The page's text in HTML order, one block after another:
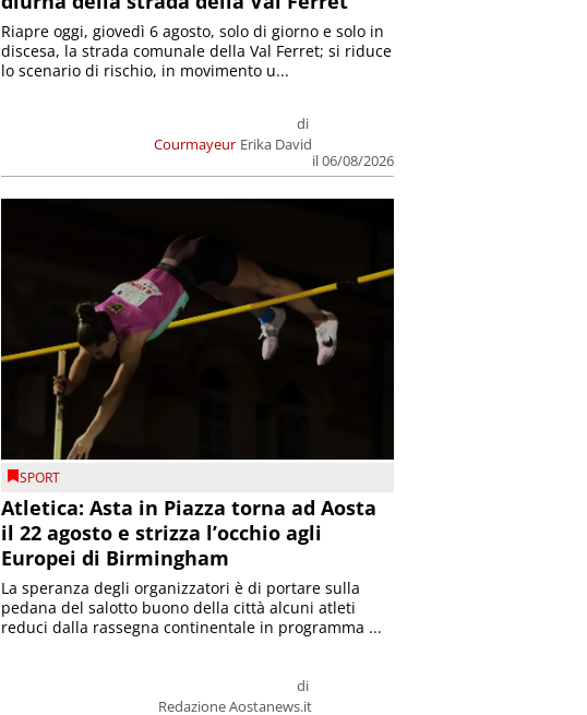
Courmayeur
di
Erika David
il 06/08/2026
Riapre oggi, giovedì 6 agosto, solo di giorno e solo in
discesa, la strada comunale della Val Ferret; si riduce
lo scenario di rischio, in movimento u...
SPORT
Atletica: Asta in Piazza torna ad Aosta
il 22 agosto e strizza l’occhio agli
Europei di Birmingham
di
Redazione Aostanews.it
La speranza degli organizzatori è di portare sulla
pedana del salotto buono della città alcuni atleti
reduci dalla rassegna continentale in programma ...